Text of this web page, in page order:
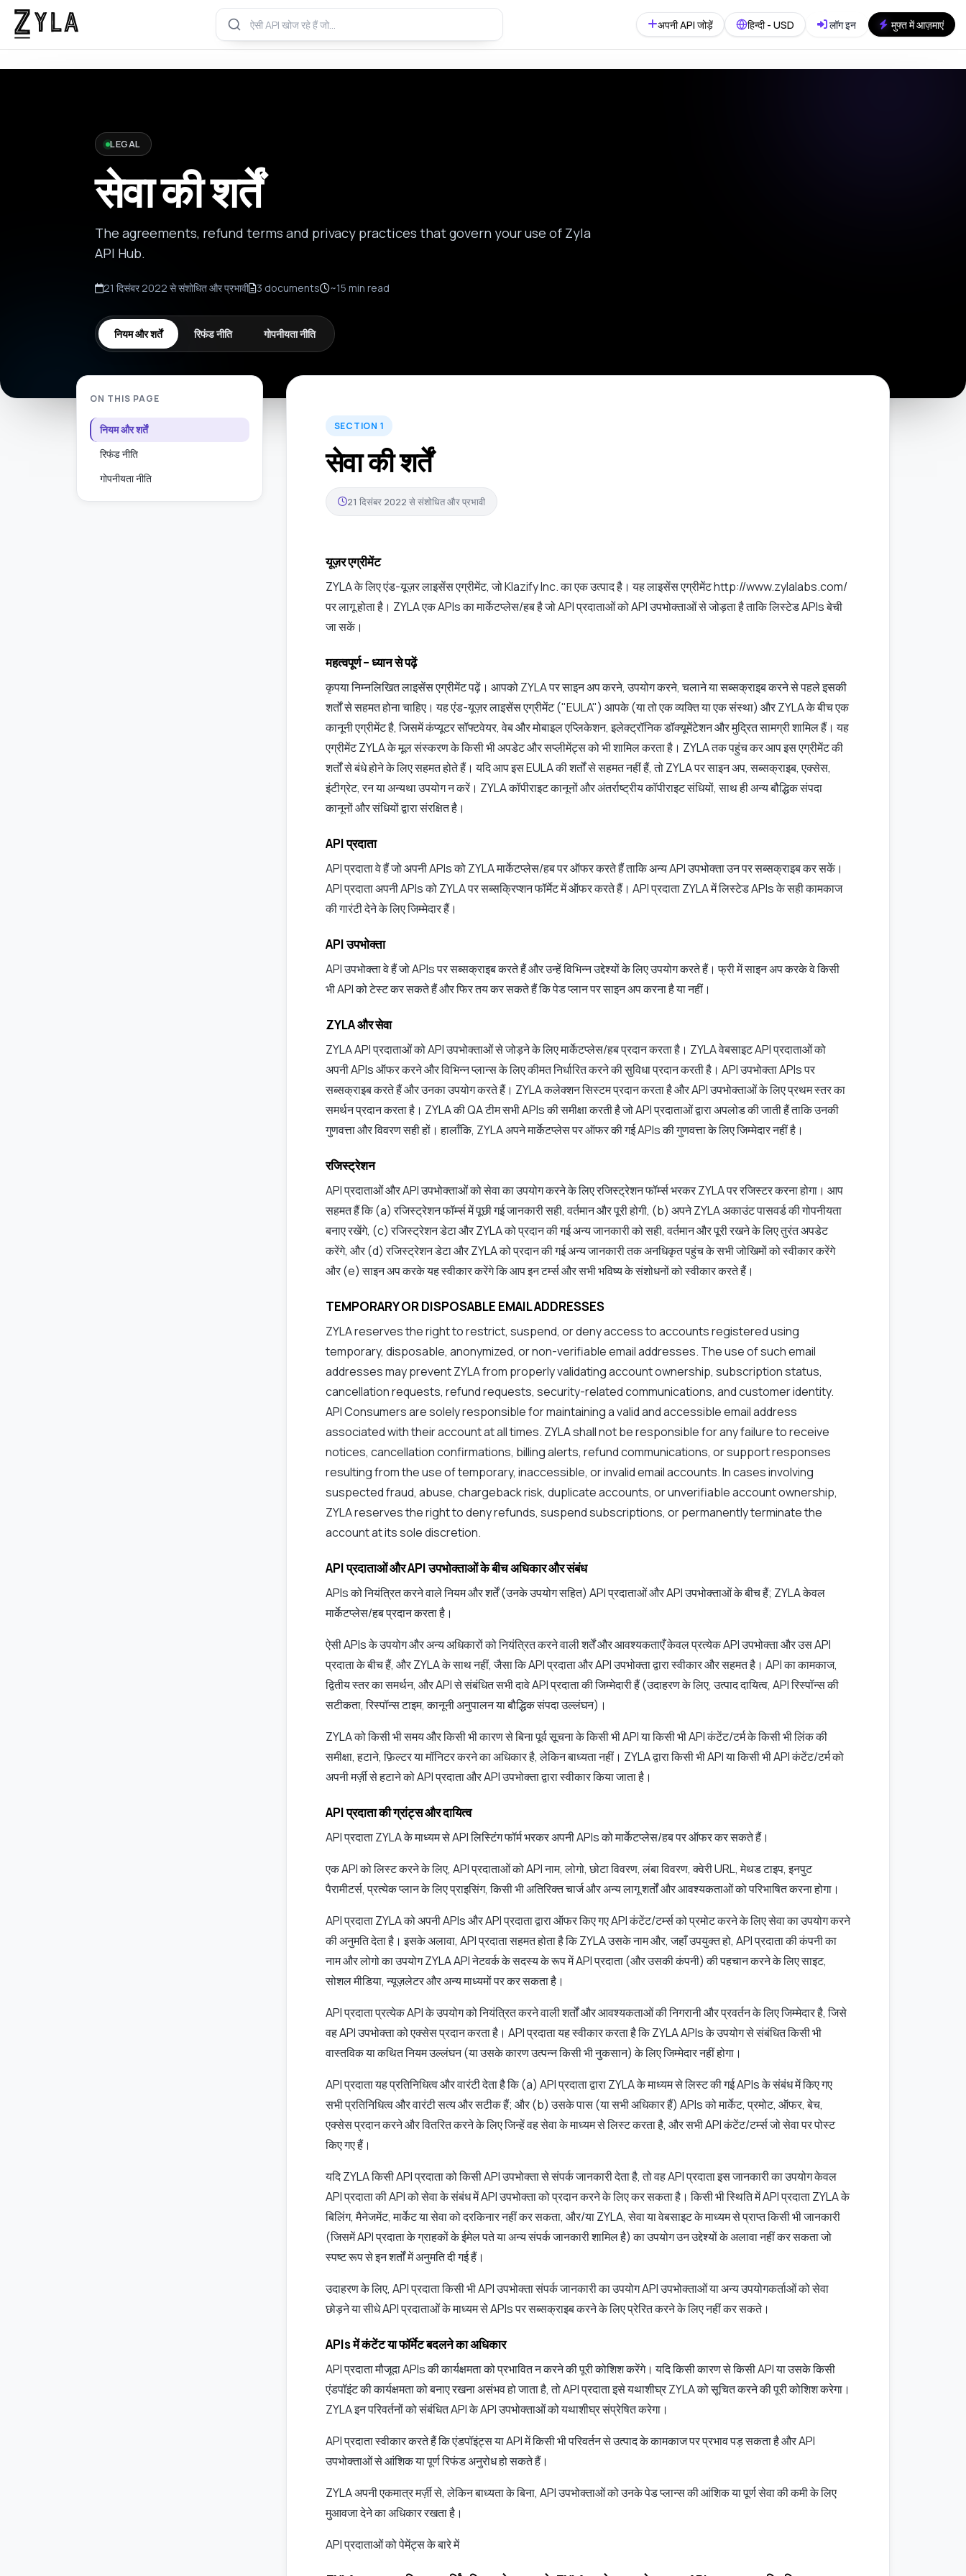
अपनी API जोड़ें हिन्दी - USD लॉग इन मुफ्त में आज़माएं
LEGAL
सेवा की शर्तें
The agreements, refund terms and privacy practices that govern your use of Zyla
API Hub.
21 दिसंबर 2022 से संशोधित और प्रभावी 3 documents ~15 min read
नियम और शर्तें रिफंड नीति गोपनीयता नीति
ON THIS PAGE
नियम और शर्तें
रिफंड नीति
गोपनीयता नीति
SECTION 1
सेवा की शर्तें
21 दिसंबर 2022 से संशोधित और प्रभावी
यूज़र एग्रीमेंट
ZYLA के लिए एंड-यूज़र लाइसेंस एग्रीमेंट, जो Klazify Inc. का एक उत्पाद है। यह लाइसेंस एग्रीमेंट http://www.zylalabs.com/
पर लागू होता है। ZYLA एक APIs का मार्केटप्लेस/हब है जो API प्रदाताओं को API उपभोक्ताओं से जोड़ता है ताकि लिस्टेड APIs बेची
जा सकें।
महत्वपूर्ण – ध्यान से पढ़ें
कृपया निम्नलिखित लाइसेंस एग्रीमेंट पढ़ें। आपको ZYLA पर साइन अप करने, उपयोग करने, चलाने या सब्सक्राइब करने से पहले इसकी
शर्तों से सहमत होना चाहिए। यह एंड-यूज़र लाइसेंस एग्रीमेंट ("EULA") आपके (या तो एक व्यक्ति या एक संस्था) और ZYLA के बीच एक
कानूनी एग्रीमेंट है, जिसमें कंप्यूटर सॉफ्टवेयर, वेब और मोबाइल एप्लिकेशन, इलेक्ट्रॉनिक डॉक्यूमेंटेशन और मुद्रित सामग्री शामिल हैं। यह
एग्रीमेंट ZYLA के मूल संस्करण के किसी भी अपडेट और सप्लीमेंट्स को भी शामिल करता है। ZYLA तक पहुंच कर आप इस एग्रीमेंट की
शर्तों से बंधे होने के लिए सहमत होते हैं। यदि आप इस EULA की शर्तों से सहमत नहीं हैं, तो ZYLA पर साइन अप, सब्सक्राइब, एक्सेस,
इंटीग्रेट, रन या अन्यथा उपयोग न करें। ZYLA कॉपीराइट कानूनों और अंतर्राष्ट्रीय कॉपीराइट संधियों, साथ ही अन्य बौद्धिक संपदा
कानूनों और संधियों द्वारा संरक्षित है।
API प्रदाता
API प्रदाता वे हैं जो अपनी APIs को ZYLA मार्केटप्लेस/हब पर ऑफर करते हैं ताकि अन्य API उपभोक्ता उन पर सब्सक्राइब कर सकें।
API प्रदाता अपनी APIs को ZYLA पर सब्सक्रिप्शन फॉर्मेट में ऑफर करते हैं। API प्रदाता ZYLA में लिस्टेड APIs के सही कामकाज
की गारंटी देने के लिए जिम्मेदार हैं।
API उपभोक्ता
API उपभोक्ता वे हैं जो APIs पर सब्सक्राइब करते हैं और उन्हें विभिन्न उद्देश्यों के लिए उपयोग करते हैं। फ्री में साइन अप करके वे किसी
भी API को टेस्ट कर सकते हैं और फिर तय कर सकते हैं कि पेड प्लान पर साइन अप करना है या नहीं।
ZYLA और सेवा
ZYLA API प्रदाताओं को API उपभोक्ताओं से जोड़ने के लिए मार्केटप्लेस/हब प्रदान करता है। ZYLA वेबसाइट API प्रदाताओं को
अपनी APIs ऑफर करने और विभिन्न प्लान्स के लिए कीमत निर्धारित करने की सुविधा प्रदान करती है। API उपभोक्ता APIs पर
सब्सक्राइब करते हैं और उनका उपयोग करते हैं। ZYLA कलेक्शन सिस्टम प्रदान करता है और API उपभोक्ताओं के लिए प्रथम स्तर का
समर्थन प्रदान करता है। ZYLA की QA टीम सभी APIs की समीक्षा करती है जो API प्रदाताओं द्वारा अपलोड की जाती हैं ताकि उनकी
गुणवत्ता और विवरण सही हों। हालाँकि, ZYLA अपने मार्केटप्लेस पर ऑफर की गई APIs की गुणवत्ता के लिए जिम्मेदार नहीं है।
रजिस्ट्रेशन
API प्रदाताओं और API उपभोक्ताओं को सेवा का उपयोग करने के लिए रजिस्ट्रेशन फॉर्म्स भरकर ZYLA पर रजिस्टर करना होगा। आप
सहमत हैं कि (a) रजिस्ट्रेशन फॉर्म्स में पूछी गई जानकारी सही, वर्तमान और पूरी होगी, (b) अपने ZYLA अकाउंट पासवर्ड की गोपनीयता
बनाए रखेंगे, (c) रजिस्ट्रेशन डेटा और ZYLA को प्रदान की गई अन्य जानकारी को सही, वर्तमान और पूरी रखने के लिए तुरंत अपडेट
करेंगे, और (d) रजिस्ट्रेशन डेटा और ZYLA को प्रदान की गई अन्य जानकारी तक अनधिकृत पहुंच के सभी जोखिमों को स्वीकार करेंगे
और (e) साइन अप करके यह स्वीकार करेंगे कि आप इन टर्म्स और सभी भविष्य के संशोधनों को स्वीकार करते हैं।
TEMPORARY OR DISPOSABLE EMAIL ADDRESSES
ZYLA reserves the right to restrict, suspend, or deny access to accounts registered using
temporary, disposable, anonymized, or non-verifiable email addresses. The use of such email
addresses may prevent ZYLA from properly validating account ownership, subscription status,
cancellation requests, refund requests, security-related communications, and customer identity.
API Consumers are solely responsible for maintaining a valid and accessible email address
associated with their account at all times. ZYLA shall not be responsible for any failure to receive
notices, cancellation confirmations, billing alerts, refund communications, or support responses
resulting from the use of temporary, inaccessible, or invalid email accounts. In cases involving
suspected fraud, abuse, chargeback risk, duplicate accounts, or unverifiable account ownership,
ZYLA reserves the right to deny refunds, suspend subscriptions, or permanently terminate the
account at its sole discretion.
API प्रदाताओं और API उपभोक्ताओं के बीच अधिकार और संबंध
APIs को नियंत्रित करने वाले नियम और शर्तें (उनके उपयोग सहित) API प्रदाताओं और API उपभोक्ताओं के बीच हैं; ZYLA केवल
मार्केटप्लेस/हब प्रदान करता है।
ऐसी APIs के उपयोग और अन्य अधिकारों को नियंत्रित करने वाली शर्तें और आवश्यकताएँ केवल प्रत्येक API उपभोक्ता और उस API
प्रदाता के बीच हैं, और ZYLA के साथ नहीं, जैसा कि API प्रदाता और API उपभोक्ता द्वारा स्वीकार और सहमत है। API का कामकाज,
द्वितीय स्तर का समर्थन, और API से संबंधित सभी दावे API प्रदाता की जिम्मेदारी हैं (उदाहरण के लिए, उत्पाद दायित्व, API रिस्पॉन्स की
सटीकता, रिस्पॉन्स टाइम, कानूनी अनुपालन या बौद्धिक संपदा उल्लंघन)।
ZYLA को किसी भी समय और किसी भी कारण से बिना पूर्व सूचना के किसी भी API या किसी भी API कंटेंट/टर्म के किसी भी लिंक की
समीक्षा, हटाने, फ़िल्टर या मॉनिटर करने का अधिकार है, लेकिन बाध्यता नहीं। ZYLA द्वारा किसी भी API या किसी भी API कंटेंट/टर्म को
अपनी मर्ज़ी से हटाने को API प्रदाता और API उपभोक्ता द्वारा स्वीकार किया जाता है।
API प्रदाता की ग्रांट्स और दायित्व
API प्रदाता ZYLA के माध्यम से API लिस्टिंग फॉर्म भरकर अपनी APIs को मार्केटप्लेस/हब पर ऑफर कर सकते हैं।
एक API को लिस्ट करने के लिए, API प्रदाताओं को API नाम, लोगो, छोटा विवरण, लंबा विवरण, क्वेरी URL, मेथड टाइप, इनपुट
पैरामीटर्स, प्रत्येक प्लान के लिए प्राइसिंग, किसी भी अतिरिक्त चार्ज और अन्य लागू शर्तों और आवश्यकताओं को परिभाषित करना होगा।
API प्रदाता ZYLA को अपनी APIs और API प्रदाता द्वारा ऑफर किए गए API कंटेंट/टर्म्स को प्रमोट करने के लिए सेवा का उपयोग करने
की अनुमति देता है। इसके अलावा, API प्रदाता सहमत होता है कि ZYLA उसके नाम और, जहाँ उपयुक्त हो, API प्रदाता की कंपनी का
नाम और लोगो का उपयोग ZYLA API नेटवर्क के सदस्य के रूप में API प्रदाता (और उसकी कंपनी) की पहचान करने के लिए साइट,
सोशल मीडिया, न्यूज़लेटर और अन्य माध्यमों पर कर सकता है।
API प्रदाता प्रत्येक API के उपयोग को नियंत्रित करने वाली शर्तों और आवश्यकताओं की निगरानी और प्रवर्तन के लिए जिम्मेदार है, जिसे
वह API उपभोक्ता को एक्सेस प्रदान करता है। API प्रदाता यह स्वीकार करता है कि ZYLA APIs के उपयोग से संबंधित किसी भी
वास्तविक या कथित नियम उल्लंघन (या उसके कारण उत्पन्न किसी भी नुकसान) के लिए जिम्मेदार नहीं होगा।
API प्रदाता यह प्रतिनिधित्व और वारंटी देता है कि (a) API प्रदाता द्वारा ZYLA के माध्यम से लिस्ट की गई APIs के संबंध में किए गए
सभी प्रतिनिधित्व और वारंटी सत्य और सटीक हैं; और (b) उसके पास (या सभी अधिकार हैं) APIs को मार्केट, प्रमोट, ऑफर, बेच,
एक्सेस प्रदान करने और वितरित करने के लिए जिन्हें वह सेवा के माध्यम से लिस्ट करता है, और सभी API कंटेंट/टर्म्स जो सेवा पर पोस्ट
किए गए हैं।
यदि ZYLA किसी API प्रदाता को किसी API उपभोक्ता से संपर्क जानकारी देता है, तो वह API प्रदाता इस जानकारी का उपयोग केवल
API प्रदाता की API को सेवा के संबंध में API उपभोक्ता को प्रदान करने के लिए कर सकता है। किसी भी स्थिति में API प्रदाता ZYLA के
बिलिंग, मैनेजमेंट, मार्केट या सेवा को दरकिनार नहीं कर सकता, और/या ZYLA, सेवा या वेबसाइट के माध्यम से प्राप्त किसी भी जानकारी
(जिसमें API प्रदाता के ग्राहकों के ईमेल पते या अन्य संपर्क जानकारी शामिल है) का उपयोग उन उद्देश्यों के अलावा नहीं कर सकता जो
स्पष्ट रूप से इन शर्तों में अनुमति दी गई हैं।
उदाहरण के लिए, API प्रदाता किसी भी API उपभोक्ता संपर्क जानकारी का उपयोग API उपभोक्ताओं या अन्य उपयोगकर्ताओं को सेवा
छोड़ने या सीधे API प्रदाताओं के माध्यम से APIs पर सब्सक्राइब करने के लिए प्रेरित करने के लिए नहीं कर सकते।
APIs में कंटेंट या फॉर्मेट बदलने का अधिकार
API प्रदाता मौजूदा APIs की कार्यक्षमता को प्रभावित न करने की पूरी कोशिश करेंगे। यदि किसी कारण से किसी API या उसके किसी
एंडपॉइंट की कार्यक्षमता को बनाए रखना असंभव हो जाता है, तो API प्रदाता इसे यथाशीघ्र ZYLA को सूचित करने की पूरी कोशिश करेगा।
ZYLA इन परिवर्तनों को संबंधित API के API उपभोक्ताओं को यथाशीघ्र संप्रेषित करेगा।
API प्रदाता स्वीकार करते हैं कि एंडपॉइंट्स या API में किसी भी परिवर्तन से उत्पाद के कामकाज पर प्रभाव पड़ सकता है और API
उपभोक्ताओं से आंशिक या पूर्ण रिफंड अनुरोध हो सकते हैं।
ZYLA अपनी एकमात्र मर्ज़ी से, लेकिन बाध्यता के बिना, API उपभोक्ताओं को उनके पेड प्लान्स की आंशिक या पूर्ण सेवा की कमी के लिए
मुआवजा देने का अधिकार रखता है।
API प्रदाताओं को पेमेंट्स के बारे में